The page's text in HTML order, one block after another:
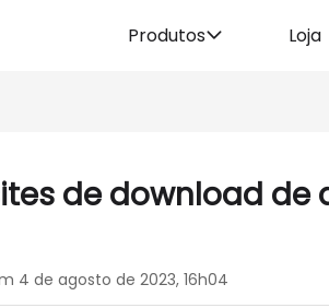
Produtos Loja
de download
4 de agosto de 2023, 16h04